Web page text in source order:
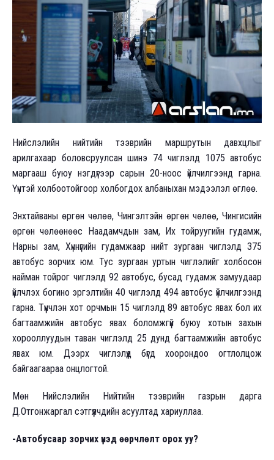
Нийслэлийн нийтийн тээврийн маршрутын давхцлыг
арилгахаар боловсруулсан шинэ 74 чиглэлд 1075 автобус
маргааш буюу нэгдүгээр сарын 20-ноос үйлчилгээнд гарна.
Үүнтэй холбоотойгоор холбогдох албаныхан мэдээлэл өглөө.
Энхтайваны өргөн чөлөө, Чингэлтэйн өргөн чөлөө, Чингисийн
өргөн чөлөөнөөс Наадамчдын зам, Их тойруугийн гудамж,
Нарны зам, Хүннүгийн гудамжаар нийт зургаан чиглэлд 375
автобус зорчих юм. Тус зургаан уртын чиглэлийг холбосон
найман тойрог чиглэлд 92 автобус, бусад гудамж замуудаар
үйлчлэх богино эргэлтийн 40 чиглэлд 494 автобус үйлчилгээнд
гарна. Түүнчлэн хот орчмын 15 чиглэлд 89 автобус явах бол их
багтаамжийн автобус явах боломжгүй буюу хотын захын
хорооллуудын таван чиглэлд 25 дунд багтаамжийн автобус
явах юм. Дээрх чиглэлүүд бүгд хоорондоо огтлолцож
байгаагаараа онцлогтой.
Мөн Нийслэлийн Нийтийн тээврийн газрын дарга
Д.Отгонжаргал сэтгүүлчдийн асуултад хариуллаа.
-Автобусаар зорчих үнэд өөрчлөлт орох уу?